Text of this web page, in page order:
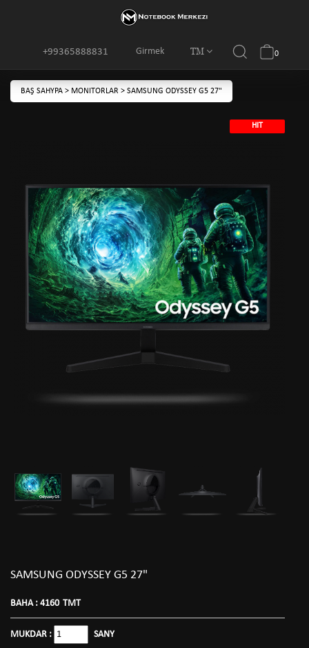
Girmek TM
+99365888831 0
BAŞ SAHYPA > MONITORLAR > SAMSUNG ODYSSEY G5 27"
HIT
SAMSUNG ODYSSEY G5 27"
BAHA : 4160 TMT
MUKDAR : SANY